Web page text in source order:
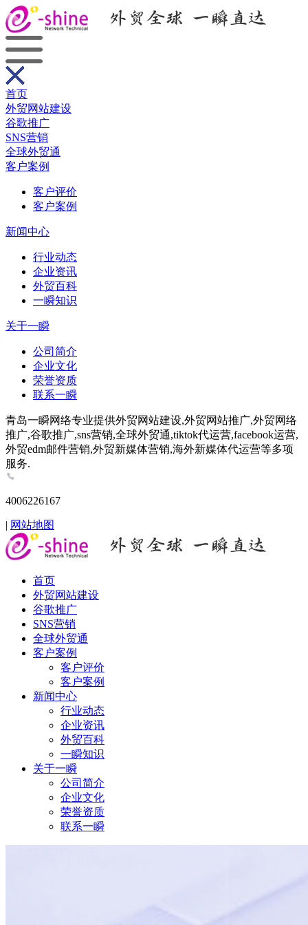
首页
外贸网站建设
谷歌推广
SNS营销
全球外贸通
客户案例
客户评价
客户案例
新闻中心
行业动态
企业资讯
外贸百科
一瞬知识
关于一瞬
公司简介
企业文化
荣誉资质
联系一瞬
青岛一瞬网络专业提供外贸网站建设,外贸网站推广,外贸网络
推广,谷歌推广,sns营销,全球外贸通,tiktok代运营,facebook运营,
外贸edm邮件营销,外贸新媒体营销,海外新媒体代运营等多项
服务.
4006226167
| 网站地图
首页
外贸网站建设
谷歌推广
SNS营销
全球外贸通
客户案例
客户评价
客户案例
新闻中心
行业动态
企业资讯
外贸百科
一瞬知识
关于一瞬
公司简介
企业文化
荣誉资质
联系一瞬